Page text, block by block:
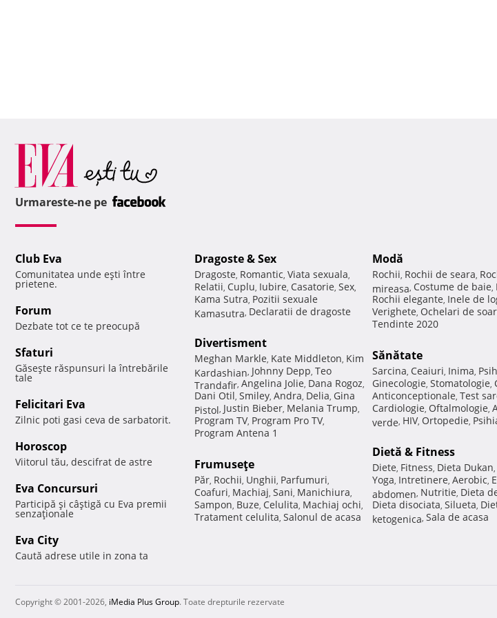
Urmareste-ne pe
Club Eva
Comunitatea unde eşti între
prietene.
Forum
Dezbate tot ce te preocupă
Sfaturi
Găseşte răspunsuri la întrebările
tale
Felicitari Eva
Zilnic poti gasi ceva de sarbatorit.
Horoscop
Viitorul tău, descifrat de astre
Eva Concursuri
Participă şi câştigă cu Eva premii
senzaţionale
Eva City
Caută adrese utile in zona ta
Dragoste & Sex
Dragoste, Romantic, Viata sexuala,
Relatii, Cuplu, Iubire, Casatorie, Sex,
Kama Sutra, Pozitii sexuale
Kamasutra, Declaratii de dragoste
Divertisment
Meghan Markle, Kate Middleton, Kim
Kardashian, Johnny Depp, Teo
Trandafir, Angelina Jolie, Dana Rogoz,
Dani Otil, Smiley, Andra, Delia, Gina
Pistol, Justin Bieber, Melania Trump,
Program TV, Program Pro TV,
Program Antena 1
Frumuseţe
Păr, Rochii, Unghii, Parfumuri,
Coafuri, Machiaj, Sani, Manichiura,
Sampon, Buze, Celulita, Machiaj ochi,
Tratament celulita, Salonul de acasa
Modă
Rochii, Rochii de seara,
mireasa, Costume de baie,
Rochii elegante, Inele de
Verighete, Ochelari de
Tendinte 2020
Sănătate
Sarcina, Ceaiuri, Inima,
Ginecologie, Stomatologie,
Anticonceptionale, Test
Cardiologie, Oftalmologie,
verde, HIV, Ortopedie,
Dietă & Fitness
Diete, Fitness, Dieta Dukan,
Yoga, Intretinere, Aerobic,
abdomen, Nutritie, Dieta
Dieta disociata, Silueta,
ketogenica, Sala de acasa
Copyright © 2001-2026, iMedia Plus Group. Toate drepturile rezervate